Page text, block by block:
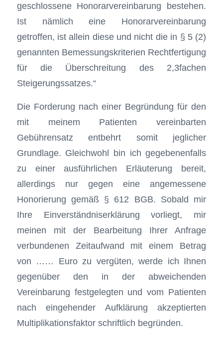
geschlossene Honorarvereinbarung bestehen.
Ist nämlich eine Honorarvereinbarung
getroffen, ist allein diese und nicht die in § 5 (2)
genannten Bemessungskriterien Rechtfertigung
für die Überschreitung des 2,3fachen
Steigerungssatzes.“
Die Forderung nach einer Begründung für den
mit meinem Patienten vereinbarten
Gebührensatz entbehrt somit jeglicher
Grundlage. Gleichwohl bin ich gegebenenfalls
zu einer ausführlichen Erläuterung bereit,
allerdings nur gegen eine angemessene
Honorierung gemäß § 612 BGB. Sobald mir
Ihre Einverständniserklärung vorliegt, mir
meinen mit der Bearbeitung Ihrer Anfrage
verbundenen Zeitaufwand mit einem Betrag
von …… Euro zu vergüten, werde ich Ihnen
gegenüber den in der abweichenden
Vereinbarung festgelegten und vom Patienten
nach eingehender Aufklärung akzeptierten
Multiplikationsfaktor schriftlich begründen.